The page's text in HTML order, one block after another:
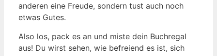
anderen eine Freude, sondern tust auch noch
etwas Gutes.
Also los, pack es an und miste dein Buchregal
aus! Du wirst sehen, wie befreiend es ist, sich